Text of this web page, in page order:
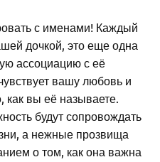
с именами! Каждый
дочкой, это еще одна
ассоциацию с её
вашу любовь и
как вы её называете.
будут сопровождать
а нежные прозвища
о том, как она важна